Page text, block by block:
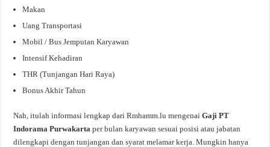
Makan
Uang Transportasi
Mobil / Bus Jemputan Karyawan
Intensif Kehadiran
THR (Tunjangan Hari Raya)
Bonus Akhir Tahun
Nah, itulah informasi lengkap dari Rmhamm.lu mengenaiGaji PT
Indorama Purwakartaper bulan karyawan sesuai posisi atau jabatan
dilengkapi dengan tunjangan dan syarat melamar kerja. Mungkin hanya